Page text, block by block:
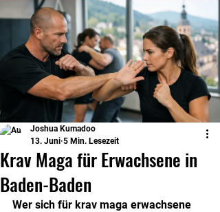
Krav Maga für Erwachsene in
Baden-Baden
Joshua Kumadoo
13. Juni 5 Min. Lesezeit
Wer sich für krav maga erwachsene